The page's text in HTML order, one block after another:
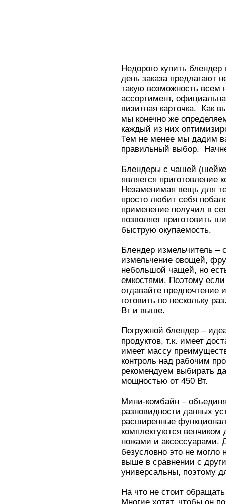
Недорого купить блендер
день заказа предлагают
такую возможность
ассортимент,
визитная карточка. Как
мы конечно же
каждый из них
Тем не менее мы дадим
правильный выбор.
Блендеры с чашей
является приготовление
Незаменимая вещь для
просто любит себя
применение получил в
позволяет приготовить
быструю окупаемость.
Блендер измельчитель –
измельчение овощей,
небольшой чащей, но
емкостями. Поэтому
отдавайте
готовить по нескольку
Вт и выше.
Погружной блендер –
продуктов, т.к. имеет
имеет массу
контроль над рабочим
рекомендуем выбирать
мощностью от 450 Вт.
Мини-комбайн –
разновидности данных
расширенные
комплектуются
ножами и аксессуарами.
безусловно это не могло
выше в сравнении с
универсальны, поэтому
На что не стоит